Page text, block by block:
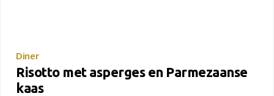
Diner
Risotto met asperges en Parmezaanse
kaas